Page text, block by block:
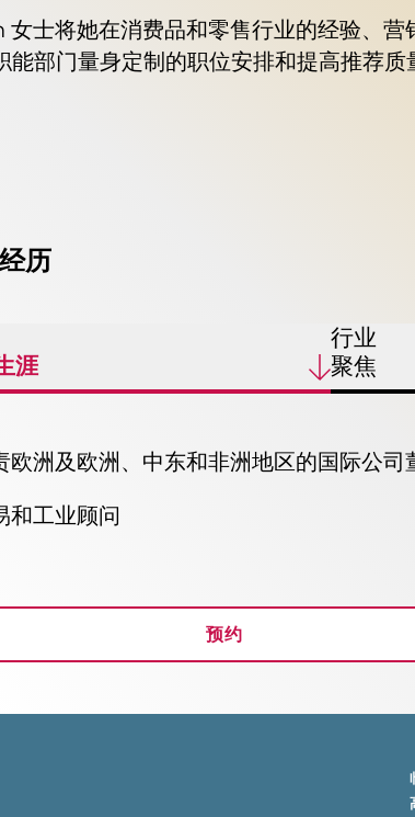
女士将她在消费品和零售行业的经验、
能部门量身定制的职位安排和提高推荐质
历
涯
行业
聚焦
欧洲及欧洲、中东和非洲地区的国际公司
和工业顾问
预约